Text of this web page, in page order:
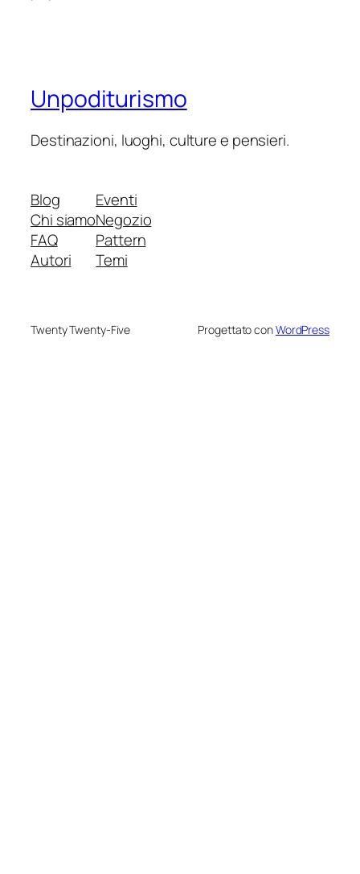
Unpoditurismo
Destinazioni, luoghi, culture e pensieri.
Blog
Chi siamo
FAQ
Autori
Eventi
Negozio
Pattern
Temi
Twenty Twenty-Five Progettato conWordPress